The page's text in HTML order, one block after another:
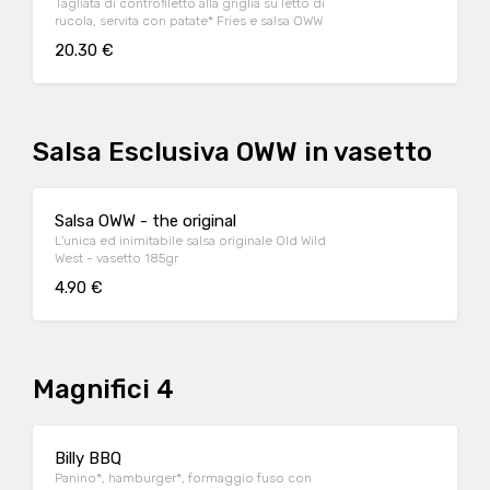
Tagliata di controfiletto alla griglia su letto di
rucola, servita con patate* Fries e salsa OWW
20.30 €
Salsa Esclusiva OWW in vasetto
Salsa OWW - the original
L'unica ed inimitabile salsa originale Old Wild
West - vasetto 185gr
4.90 €
Magnifici 4
Billy BBQ
Panino*, hamburger*, formaggio fuso con